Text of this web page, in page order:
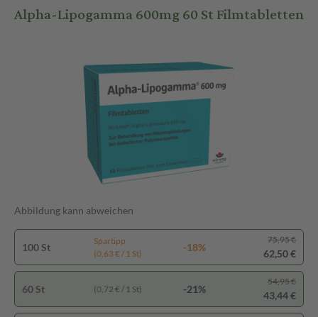
Alpha-Lipogamma 600mg 60 St Filmtabletten
Abbildung kann abweichen
100 St
Spartipp
(0,63 € / 1 St)
-18%
75,95 €
62,50 €
60 St (0,72 € / 1 St) -21%
54,95 €
43,44 €